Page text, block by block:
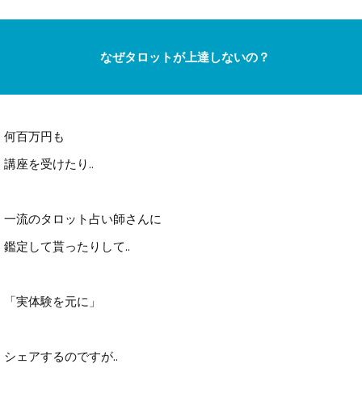
なぜタロットが上達しないの？
何百万円も
講座を受けたり..
一流のタロット占い師さんに
鑑定して貰ったりして..
「実体験を元に」
シェアするのですが..